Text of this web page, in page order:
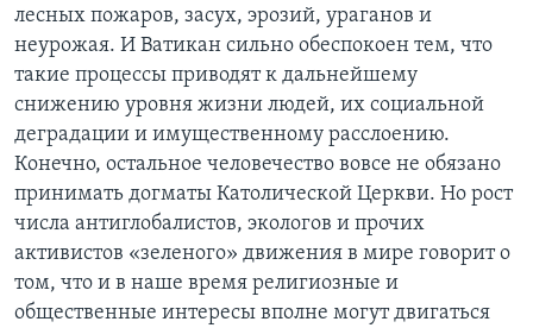
лесных пожаров, засух, эрозий, ураганов и
неурожая. И Ватикан сильно обеспокоен тем, что
такие процессы приводят к дальнейшему
снижению уровня жизни людей, их социальной
деградации и имущественному расслоению.
Конечно, остальное человечество вовсе не обязано
принимать догматы Католической Церкви. Но рост
числа антиглобалистов, экологов и прочих
активистов «зеленого» движения в мире говорит о
том, что и в наше время религиозные и
общественные интересы вполне могут двигаться